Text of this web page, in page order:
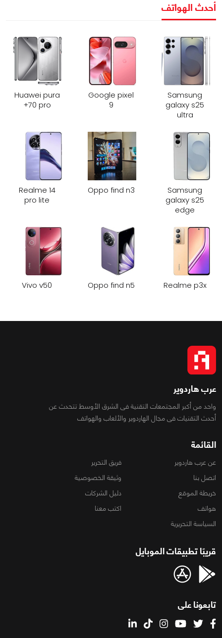
أحدث الهواتف
Samsung
galaxy s25
ultra
Google pixel
9
Huawei pura
70 pro+
Samsung
galaxy s25
edge
Oppo find n3
Realme 14
pro lite
Realme p3x
Oppo find n5
Vivo v50
عرب هاردوير
واحد من أكبر المجتمعات التقنية فى الشرق الأوسط تتحدث عن
أحدث التقنيات فى مجال الهاردوير والألعاب والهواتف
القائمة
عن عرب هاردوير
فريق التحرير
اتصل بنا
وثيقة الخصوصية
خريطة الموقع
دليل الشركات
هواتف
اكتب معنا
السياسة التحريرية
قريبًا تطبيقات الموبايل
تابعونا على